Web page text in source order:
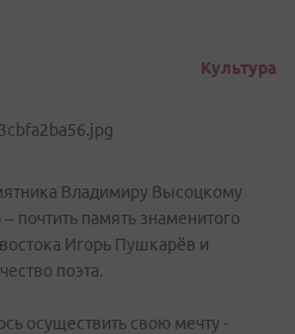
Культура
Владимиру Высоцкому
почтить память знаменитого
Игорь Пушкарёв и
поэта.
осуществить свою мечту -